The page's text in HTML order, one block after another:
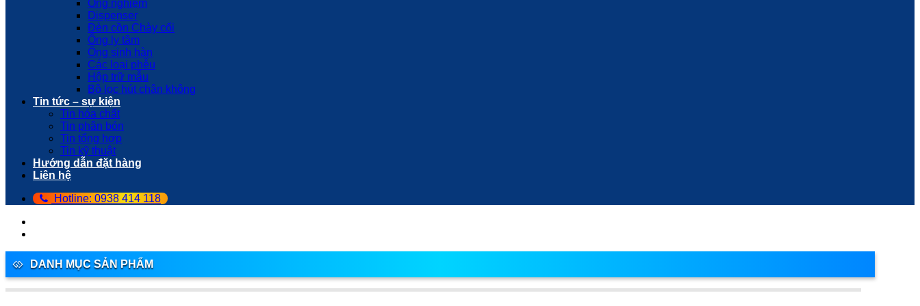
Ống nghiệm
Dispenser
Đèn cồn Chày cối
Ống ly tâm
Ống sinh hàn
Các loại phễu
Hộp trữ mẫu
Bộ lọc hút chân không
Tin tức – sự kiện
Tin hóa chất
Tin phân bón
Tin tổng hợp
Tin kỹ thuật
Hướng dẫn đặt hàng
Liên hệ
Hotline: 0938 414 118
DANH MỤC SẢN PHẨM